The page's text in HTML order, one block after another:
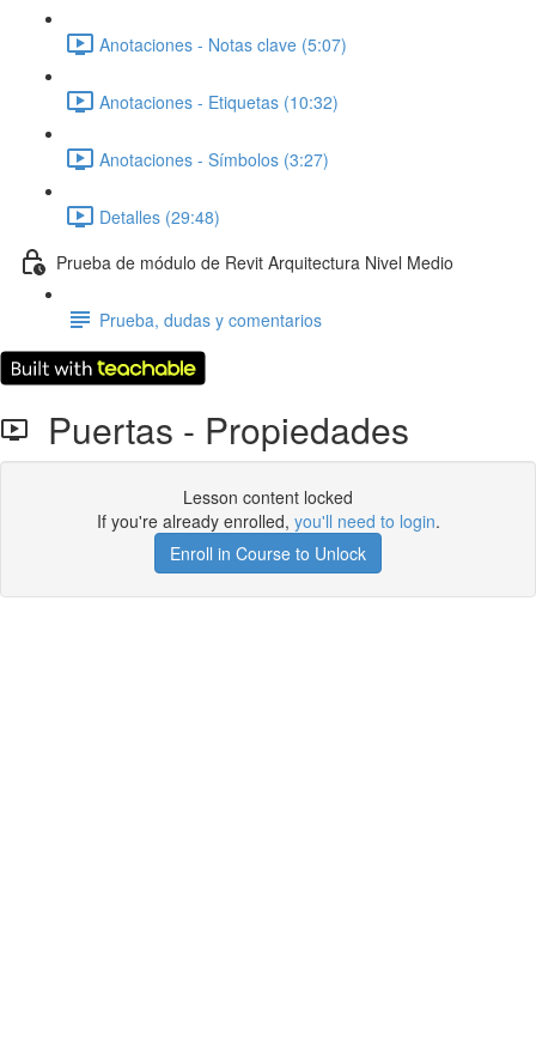
Anotaciones - Notas clave (5:07)
Anotaciones - Etiquetas (10:32)
Anotaciones - Símbolos (3:27)
Detalles (29:48)
Prueba de módulo de Revit Arquitectura Nivel Medio
Prueba, dudas y comentarios
Puertas - Propiedades
Lesson content locked
If you're already enrolled, you'll need to login.
Enroll in Course to Unlock